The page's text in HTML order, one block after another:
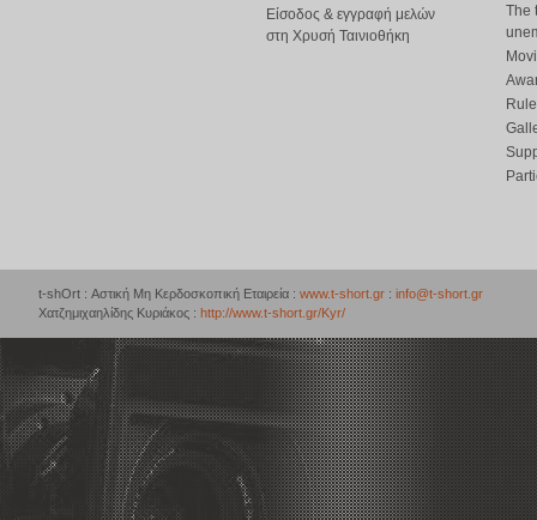
Είσοδος & εγγραφή μελών
στη Χρυσή Ταινιοθήκη
The
t-shOrt : Αστική Μη Κερδοσκοπική Εταιρεία : www.t-short.gr : info@t-short.gr
Χατζημιχαηλίδης Κυριάκος : http://www.t-short.gr/Kyr/